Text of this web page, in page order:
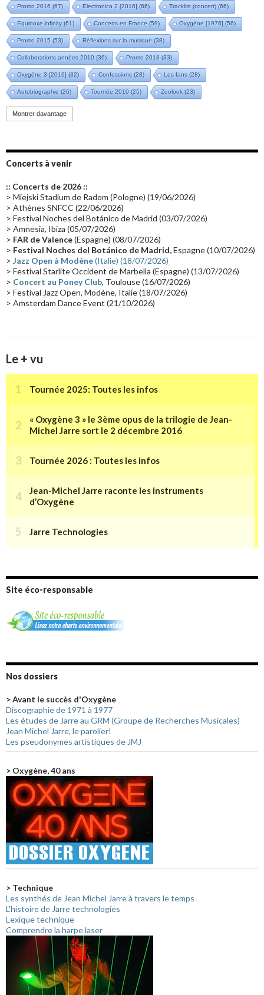
Promo 2016 (67) Electronica 2 [2016] (66) Tracklist (concert) (66)
Equinoxe infinity(61) Concerts en France (59) Oxygène [1976] (56)
Promo 2015 (53) Réflexions sur la musique (38)
Collaborations années 2010 (36) Promo 2018 (33)
Oxygène 3 [2016] (32) Confessions (28) Les fans (28)
Autobiographie (26) Tournée 2010 (25) Zoolook (23)
Promo 2019(23)
Groupe de Recherche Musicale
Passages radio Vidéo Jarrecast (16) Synthé 80's
Les concerts en Chine(16) Cinéma
Synthé Roland(15) Belgique(15)
(14) Astronomie (14)
Tournée 2025(14) 2024(14) Chine(13)
Montrer davantage
Concerts à venir
:: Concerts de 2026 ::
> Miejski Stadium de Radom (Pologne) (19/06/2026)
> Athènes SNFCC (22/06/2026)
> Festival Noches del Botánico de Madrid (03/07/2026)
> Amnesia, Ibiza (05/07/2026)
> FAR de Valence(Espagne) (08/07/2026)
> Festival Noches del Botánico de Madrid,Espagne (10/07/2026)
> Jazz Open à Modène(Italie) (18/07/2026)
> Festival Starlite Occident de Marbella (Espagne) (13/07/2026)
> Concert au Poney Club, Toulouse (16/07/2026)
> Festival Jazz Open, Modène, Italie (18/07/2026)
> Amsterdam Dance Event (21/10/2026)
Le + vu
Site éco-responsable
Nos dossiers
> Avant le succès d'Oxygène
Discographie de 1971 à 1977
Les études de Jarre au GRM (Groupe de Recherches Musicales)
Jean Michel Jarre, le parolier!
Les pseudonymes artistiques de JMJ
> Oxygène, 40 ans
> Technique
Les synthés de Jean Michel Jarre à travers le temps
L'histoire de Jarre technologies
Lexique technique
Comprendre la harpe laser